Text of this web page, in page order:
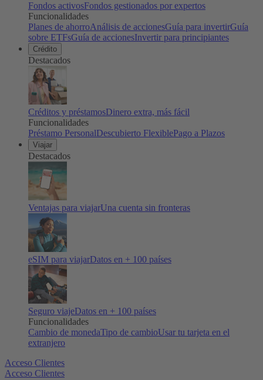
Fondos activosFondos gestionados por expertos
Funcionalidades
Planes de ahorroAnálisis de accionesGuía para invertirGuía
sobre ETFsGuía de accionesInvertir para principiantes
Crédito
Destacados
Créditos y préstamosDinero extra, más fácil
Funcionalidades
Préstamo PersonalDescubierto FlexiblePago a Plazos
Viajar
Destacados
Ventajas para viajarUna cuenta sin fronteras
eSIM para viajarDatos en + 100 países
Seguro viajeDatos en + 100 países
Funcionalidades
Cambio de monedaTipo de cambioUsar tu tarjeta en el
extranjero
Acceso Clientes
Acceso Clientes